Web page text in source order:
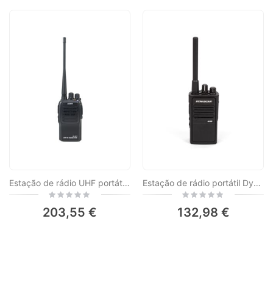
Estação de rádio UHF portátil PNI Alinco DJ-A-41-E, 128CH, 400-470 MHz, 1500 mAh, Scrambler, TOT, VOX, CTCSS-DCS
Rating:
203,55 €
Estação de rádio portátil Dynascan D12U DMR UHF, 400-470 MHz, 32 canais
Rating:
132,98 €